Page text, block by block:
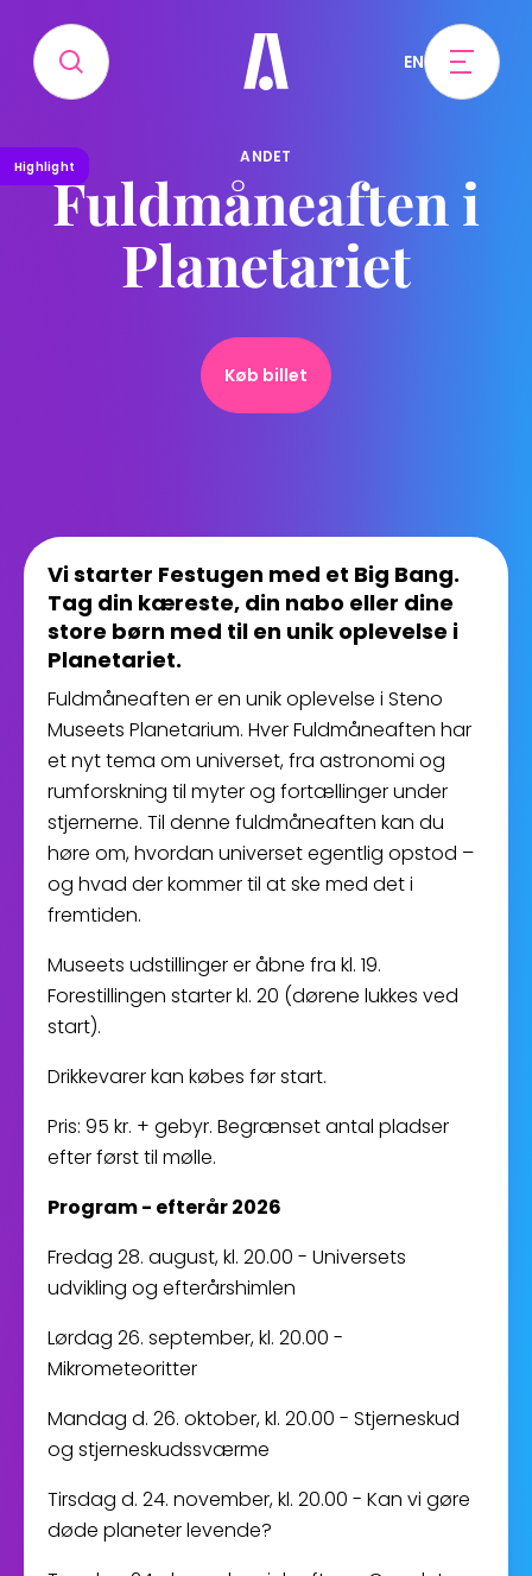
EN
ANDET
Fuldmåneaften i
Planetariet
Køb billet
Highlight
Vi starter Festugen med et Big Bang.
Tag din kæreste, din nabo eller dine
store børn med til en unik oplevelse i
Planetariet.
Fuldmåneaften er en unik oplevelse i Steno
Museets Planetarium. Hver Fuldmåneaften har
et nyt tema om universet, fra astronomi og
rumforskning til myter og fortællinger under
stjernerne. Til denne fuldmåneaften kan du
høre om, hvordan universet egentlig opstod –
og hvad der kommer til at ske med det i
fremtiden.
Museets udstillinger er åbne fra kl. 19.
Forestillingen starter kl. 20 (dørene lukkes ved
start).
Drikkevarer kan købes før start.
Pris: 95 kr. + gebyr. Begrænset antal pladser
efter først til mølle.
Program - efterår 2026
Fredag 28. august, kl. 20.00 - Universets
udvikling og efterårshimlen
Lørdag 26. september, kl. 20.00 -
Mikrometeoritter
Mandag d. 26. oktober, kl. 20.00 - Stjerneskud
og stjerneskudssværme
Tirsdag d. 24. november, kl. 20.00 - Kan vi gøre
døde planeter levende?